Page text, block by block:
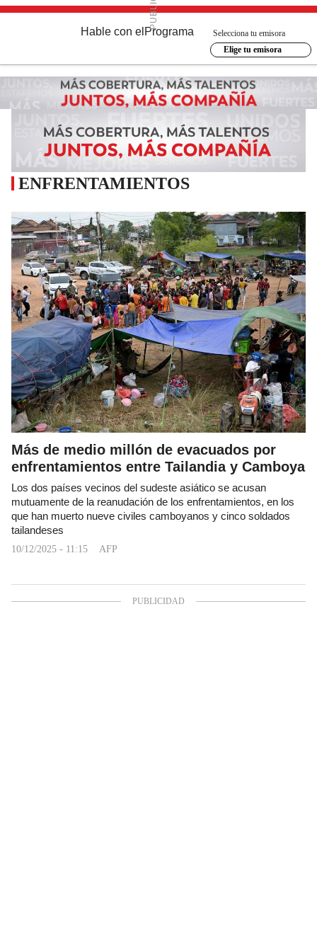
Hable con el Programa
Selecciona tu emisora
Elige tu emisora
ENFRENTAMIENTOS
Más de medio millón de evacuados por
enfrentamientos entre Tailandia y Camboya
Los dos países vecinos del sudeste asiático se acusan
mutuamente de la reanudación de los enfrentamientos, en los
que han muerto nueve civiles camboyanos y cinco soldados
tailandeses
10/12/2025 - 11:15 AFP